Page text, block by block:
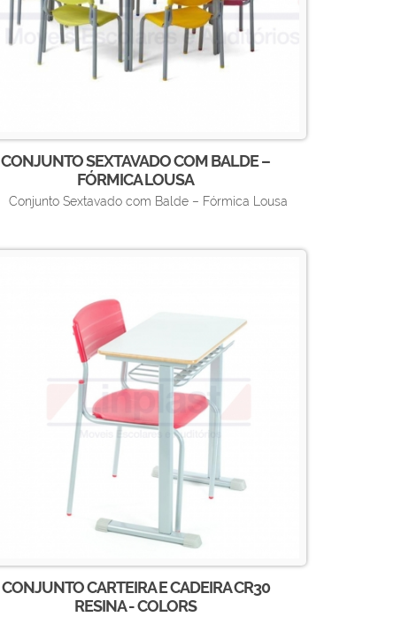
CONJUNTO SEXTAVADO COM BALDE –
FÓRMICA LOUSA
Conjunto Sextavado com Balde – Fórmica Lousa
CONJUNTO CARTEIRA E CADEIRA CR30
RESINA - COLORS